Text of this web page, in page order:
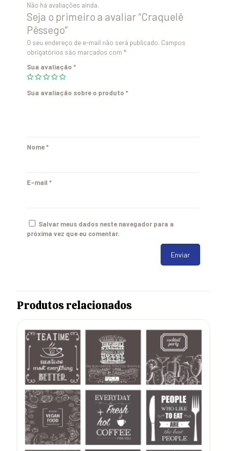
Não há avaliações ainda.
Seja o primeiro a avaliar “Craquelê
Pêssego”
O seu endereço de e-mail não será publicado. Campos
obrigatórios são marcados com *
Sua avaliação *
Sua avaliação sobre o produto *
Nome*
E-mail *
Salvar meus dados neste navegador para a
próxima vez que eu comentar.
Produtos relacionados